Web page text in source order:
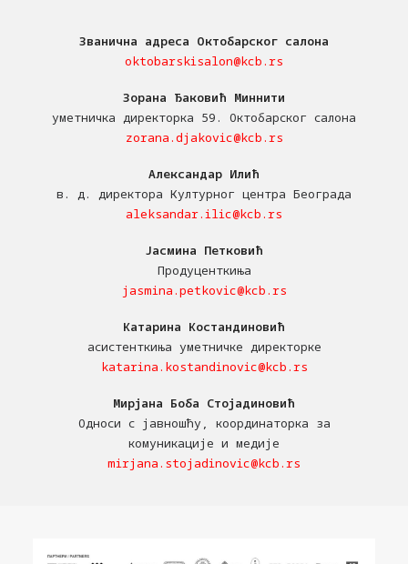
Званична адреса Октобарског салона
oktobarskisalon@kcb.rs
Зорана Ђаковић Миннити
уметничка директорка 59. Октобарског салона
zorana.djakovic@kcb.rs
Александар Илић
в. д. директора Културног центра Београда
aleksandar.ilic@kcb.rs
Јасмина Петковић
Продуценткиња
jasmina.petkovic@kcb.rs
Катарина Костандиновић
асистенткиња уметничке директорке
katarina.kostandinovic@kcb.rs
Мирјана Боба Стојадиновић
Односи с јавношћу, координаторка за
комуникације и медије
mirjana.stojadinovic@kcb.rs